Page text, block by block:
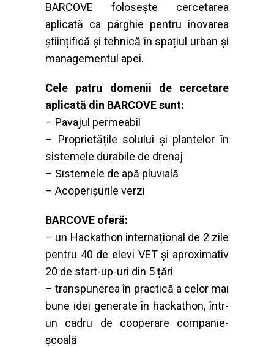
BARCOVE folosește cercetarea
aplicată ca pârghie pentru inovarea
științifică și tehnică în spațiul urban și
managementul apei.
Cele patru domenii de cercetare
aplicată din BARCOVE sunt:
– Pavajul permeabil
– Proprietățile solului și plantelor în
sistemele durabile de drenaj
– Sistemele de apă pluvială
– Acoperișurile verzi
BARCOVE oferă:
– un Hackathon internațional de 2 zile
pentru 40 de elevi VET și aproximativ
20 de start-up-uri din 5 țări
– transpunerea în practică a celor mai
bune idei generate în hackathon, într-
un cadru de cooperare companie-
școală